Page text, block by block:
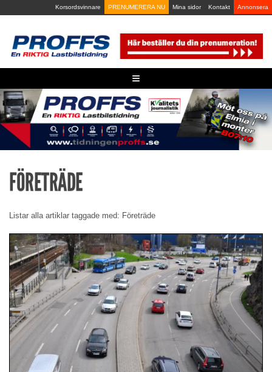
to
Korsordsvinnare PRENUMERERA NU Mina sidor Kontakt Annonsera
≡
FÖRETRÄDE
Listar alla artiklar taggade med: Företräde